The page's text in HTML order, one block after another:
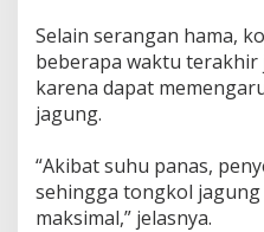
‎Selain serangan hama,
beberapa waktu
karena dapat
jagung.
‎“Akibat suhu panas,
sehingga tongkol
maksimal,” jelasnya.